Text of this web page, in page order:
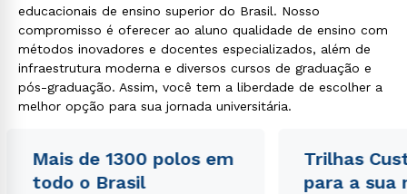
educacionais de ensino superior do Brasil. Nosso
compromisso é oferecer ao aluno qualidade de ensino com
métodos inovadores e docentes especializados, além de
infraestrutura moderna e diversos cursos de graduação e
pós-graduação. Assim, você tem a liberdade de escolher a
melhor opção para sua jornada universitária.
Mais de 1300 polos em
todo o Brasil
Trilhas
para a sua